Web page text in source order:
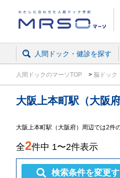
人間ドック・健診を探す
人間ドックのマーソTOP 脳ドック
大阪上本町駅（大阪
大阪上本町駅（大阪府）周辺では2件
全2件中 1〜2件表示
検索条件を変更